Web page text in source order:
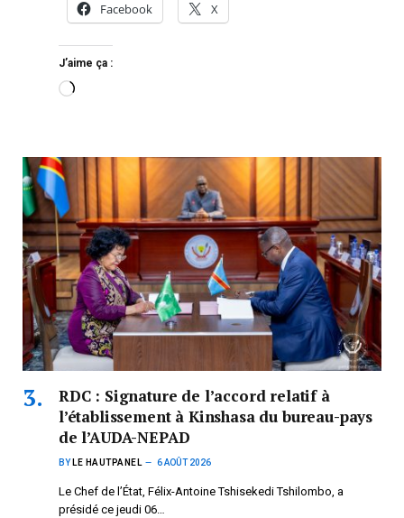
Facebook X
J’aime ça :
RDC : Signature de l’accord relatif à
l’établissement à Kinshasa du bureau-pays
de l’AUDA-NEPAD
BY LE HAUTPANEL 6 AOÛT 2026
Le Chef de l’État, Félix-Antoine Tshisekedi Tshilombo, a
présidé ce jeudi 06…